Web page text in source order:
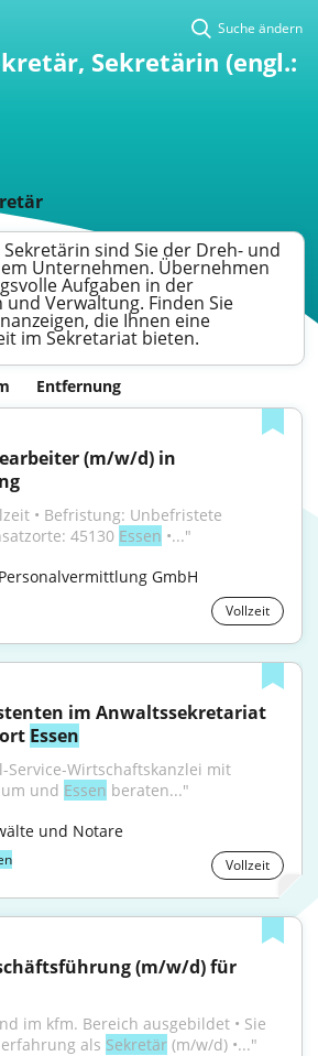
Suche ändern
Sekretärin (engl.:
sind Sie der Dreh- und
Unternehmen. Übernehmen
Aufgaben in der
Verwaltung. Finden Sie
die Ihnen eine
im Sekretariat bieten.
Entfernung
(m/w/d) in
• Befristung: Unbefristete
45130 Essen •..."
GmbH
Vollzeit
im Anwaltssekretariat
Essen
Service-Wirtschaftskanzlei mit
und Essen beraten..."
und Notare
Vollzeit
(m/w/d) für
im kfm. Bereich ausgebildet • Sie
als Sekretär (m/w/d) •..."